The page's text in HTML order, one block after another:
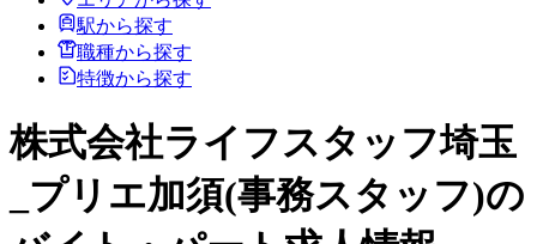
駅から探す
職種から探す
特徴から探す
株式会社ライフスタッフ埼玉
_プリエ加須(事務スタッフ)の